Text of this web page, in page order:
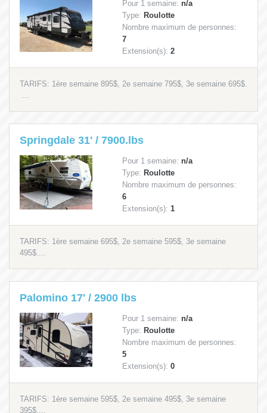
Pour 1 semaine: n/a
Type: Roulotte
Nombre maximum de personnes:
7
Extension(s): 2
TARIFS: 1ère semaine 895$, 2e semaine 795$, 3e semaine 695$.
Springdale 31' / 7900.lbs
Pour 1 semaine: n/a
Type: Roulotte
Nombre maximum de personnes:
6
Extension(s): 1
TARIFS: 1ère semaine 695$, 2e semaine 595$, 3e semaine
495$....
Palomino 17' / 2900 lbs
Pour 1 semaine: n/a
Type: Roulotte
Nombre maximum de personnes:
5
Extension(s): 0
TARIFS: 1ère semaine 595$, 2e semaine 495$, 3e semaine
395$....